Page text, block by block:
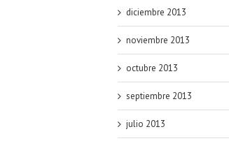
diciembre 2013
noviembre 2013
octubre 2013
septiembre 2013
julio 2013